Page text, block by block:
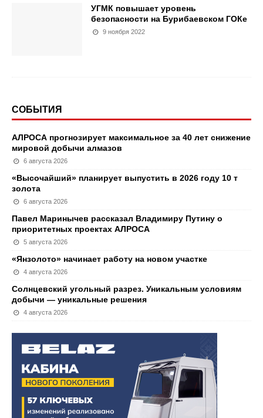
УГМК повышает уровень
безопасности на Бурибаевском ГОКе
9 ноября 2022
СОБЫТИЯ
АЛРОСА прогнозирует максимальное за 40 лет снижение
мировой добычи алмазов
6 августа 2026
«Высочайший» планирует выпустить в 2026 году 10 т
золота
6 августа 2026
Павел Маринычев рассказал Владимиру Путину о
приоритетных проектах АЛРОСА
5 августа 2026
«Янзолото» начинает работу на новом участке
4 августа 2026
Солнцевский угольный разрез. Уникальным условиям
добычи — уникальные решения
4 августа 2026